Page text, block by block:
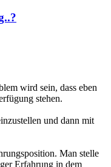
wird sein, dass eben
stehen.
und dann mit
Man stelle
Erfahrung in dem